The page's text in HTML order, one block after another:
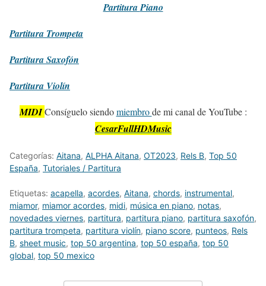
PartituraPiano
Partitura Trompeta
PartituraSaxofón
Partitura Violín
MIDI Consíguelo siendomiembrode mi canal de YouTube :
CesarFullHDMusic
Categorías: Aitana, ALPHA Aitana, OT2023, Rels B, Top 50
España, Tutoriales / Partitura
Etiquetas: acapella, acordes, Aitana, chords, instrumental,
miamor, miamor acordes, midi, música en piano, notas,
novedades viernes, partitura, partitura piano, partitura saxofón,
partitura trompeta, partitura violín, piano score, punteos, Rels
B, sheet music, top 50 argentina, top 50 españa, top 50
global, top 50 mexico